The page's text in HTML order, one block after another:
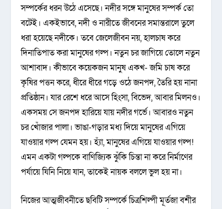
সম্পর্কের ধরন উঠে এসেছে। নদীর সঙ্গে মানুষের সম্পর্ক তো
বটেই। একইভাবে, নদী ও নারীতে জীবনের সমান্তরালে তুলে
ধরা হয়েছে নদীকে। তবে জেলেজীবন নয়, হালচাষ করে
দিনাতিপাত করা মানুষের গল্প। নতুন চর জাগিয়ে তোলে নতুন
আশাবাদ। কীভাবে কয়েকজন মানুষ একখ- জমি চাষ করে
কৃষির পত্তন করে, ধীরে ধীরে গড়ে ওঠে জনপদ, তৈরি হয় নানা
প্রতিষ্ঠান। যার রেশে ধরে আসে হিংসা, বিভেদ, আবার মিলনও।
একসময় সে জনপদ হারিয়ে যায় নদীর গর্ভে। আবারও নতুন
চর খোঁজার পালা। ভাঙা-গড়ার মধ্য দিয়ে মানুষের এগিয়ে
যাওয়ার গল্প যেমন হয়। হ্যাঁ, মানুষের এগিয়ে যাওয়ার গল্প!
এমন একটা গল্পকে বাণিজ্যিক ঝুঁকি চিন্তা না করে নির্মাণের
পর্যায়ে যিনি নিয়ে যান, তাকেই নায়ক বললে ভুল হয় না।
নিজের আত্মজীবনীতে ছবিটি সম্পর্কে চিত্রশিল্পী মূর্তজা বশীর